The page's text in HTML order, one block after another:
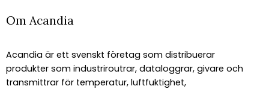
Om Acandia
Acandia är ett svenskt företag som distribuerar
produkter som industriroutrar, dataloggrar, givare och
transmittrar för temperatur, luftfuktighet,